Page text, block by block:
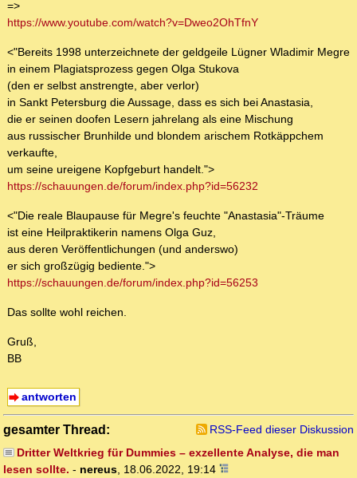
=>
https://www.youtube.com/watch?v=Dweo2OhTfnY
<"Bereits 1998 unterzeichnete der geldgeile Lügner Wladimir Megre
in einem Plagiatsprozess gegen Olga Stukova
(den er selbst anstrengte, aber verlor)
in Sankt Petersburg die Aussage, dass es sich bei Anastasia,
die er seinen doofen Lesern jahrelang als eine Mischung
aus russischer Brunhilde und blondem arischem Rotkäppchem
verkaufte,
um seine ureigene Kopfgeburt handelt.">
https://schauungen.de/forum/index.php?id=56232
<"Die reale Blaupause für Megre's feuchte "Anastasia"-Träume
ist eine Heilpraktikerin namens Olga Guz,
aus deren Veröffentlichungen (und anderswo)
er sich großzügig bediente.">
https://schauungen.de/forum/index.php?id=56253
Das sollte wohl reichen.
Gruß,
BB
antworten
gesamter Thread:
RSS-Feed dieser Diskussion
Dritter Weltkrieg für Dummies – exzellente Analyse, die man
lesen sollte. - nereus, 18.06.2022, 19:14